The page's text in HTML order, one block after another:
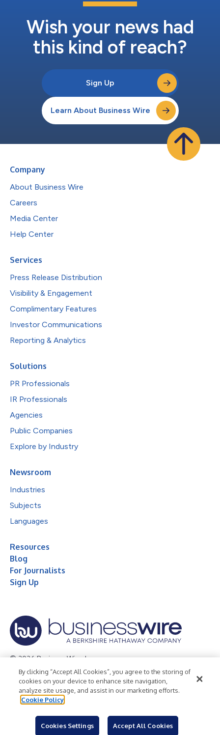
Wish your news had
this kind of reach?
Sign Up
Learn About Business Wire
Company
About Business Wire
Careers
Media Center
Help Center
Services
Press Release Distribution
Visibility & Engagement
Complimentary Features
Investor Communications
Reporting & Analytics
Solutions
PR Professionals
IR Professionals
Agencies
Public Companies
Explore by Industry
Newsroom
Industries
Subjects
Languages
Resources
Blog
For Journalists
Sign Up
© 2026 Business Wire, Inc.
Privacy Policy Cookie Policy
Accessibility Statement
Terms of Use
Legal
By clicking “Accept All Cookies”, you agree to the storing of
cookies on your device to enhance site navigation,
analyze site usage, and assist in our marketing efforts.
Cookie Policy
Cookies Settings Accept All Cookies